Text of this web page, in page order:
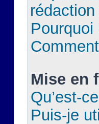
rédaction
Pourquoi
Mise en
Qu’est-
Puis-je